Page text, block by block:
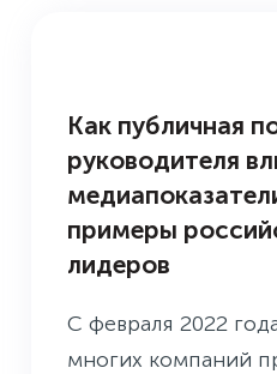
Как публичная
руководителя
примеры
лидеров
С февраля 2022
многих компаний